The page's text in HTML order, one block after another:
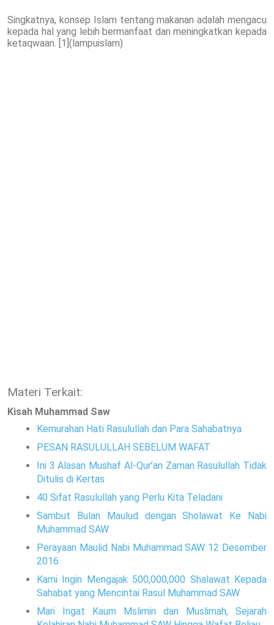
Singkatnya, konsep Islam tentang makanan adalah mengacu
kepada hal yang lebih bermanfaat dan meningkatkan kepada
ketaqwaan. [1](lampuislam)
Materi Terkait:
Kisah Muhammad Saw
Kemurahan Hati Rasulullah dan Para Sahabatnya
PESAN RASULULLAH SEBELUM WAFAT
Ini 3 Alasan Mushaf Al-Qur’an Zaman Rasulullah Tidak
Ditulis di Kertas
40 Sifat Rasulullah yang Perlu Kita Teladani
Sambut Bulan Maulud dengan Sholawat Ke Nabi
Muhammad SAW
Perayaan Maulid Nabi Muhammad SAW 12 Desember
2016
Kami Ingin Mengajak 500,000,000 Shalawat Kepada
Sahabat yang Mencintai Rasul Muhammad SAW
Mari Ingat Kaum Mslimin dan Muslimah, Sejarah